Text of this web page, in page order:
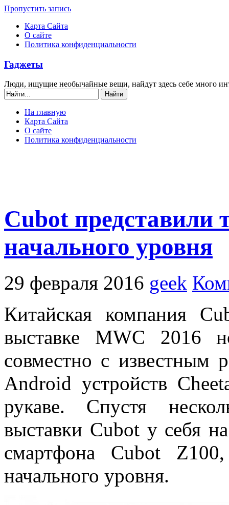
Пропустить запись
Карта Сайта
О сайте
Политика конфиденциальности
Гаджеты
Люди, ищущие необычайные вещи, найдут здесь себе много
На главную
Карта Сайта
О сайте
Политика конфиденциальности
Cubot представили
начального уровня
29 февраля 2016 geek
Китайская компания
выставке MWC 2016
совместно с известным
Android устройств
рукаве. Спустя
выставки Cubot у себя
смартфона Cubot
начального уровня.